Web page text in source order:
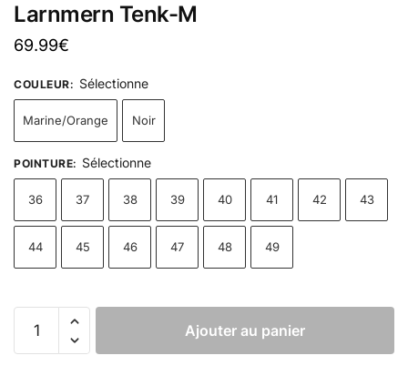
Larnmern Tenk-M
69.99€
COULEUR: Sélectionne
Marine/Orange Noir
POINTURE: Sélectionne
36 37 38 39 40 41 42 43
44 45 46 47 48 49
Ajouter au panier